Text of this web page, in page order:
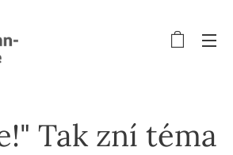
Tak zní téma